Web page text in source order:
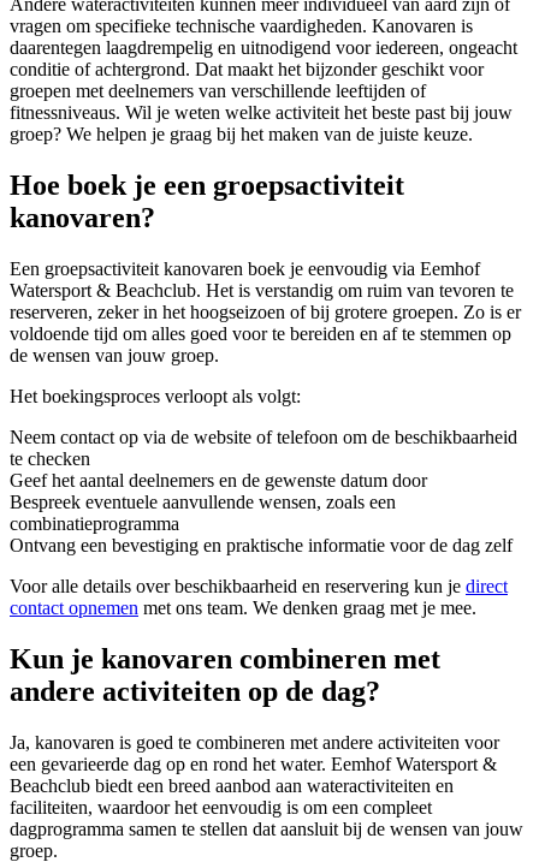
Andere wateractiviteiten kunnen meer individueel van aard zijn of
vragen om specifieke technische vaardigheden. Kanovaren is
daarentegen laagdrempelig en uitnodigend voor iedereen, ongeacht
conditie of achtergrond. Dat maakt het bijzonder geschikt voor
groepen met deelnemers van verschillende leeftijden of
fitnessniveaus. Wil je weten welke activiteit het beste past bij jouw
groep? We helpen je graag bij het maken van de juiste keuze.
Hoe boek je een groepsactiviteit
kanovaren?
Een groepsactiviteit kanovaren boek je eenvoudig via Eemhof
Watersport & Beachclub. Het is verstandig om ruim van tevoren te
reserveren, zeker in het hoogseizoen of bij grotere groepen. Zo is er
voldoende tijd om alles goed voor te bereiden en af te stemmen op
de wensen van jouw groep.
Het boekingsproces verloopt als volgt:
Neem contact op via de website of telefoon om de beschikbaarheid
te checken
Geef het aantal deelnemers en de gewenste datum door
Bespreek eventuele aanvullende wensen, zoals een
combinatieprogramma
Ontvang een bevestiging en praktische informatie voor de dag zelf
Voor alle details over beschikbaarheid en reservering kun je direct
contact opnemen met ons team. We denken graag met je mee.
Kun je kanovaren combineren met
andere activiteiten op de dag?
Ja, kanovaren is goed te combineren met andere activiteiten voor
een gevarieerde dag op en rond het water. Eemhof Watersport &
Beachclub biedt een breed aanbod aan wateractiviteiten en
faciliteiten, waardoor het eenvoudig is om een compleet
dagprogramma samen te stellen dat aansluit bij de wensen van jouw
groep.